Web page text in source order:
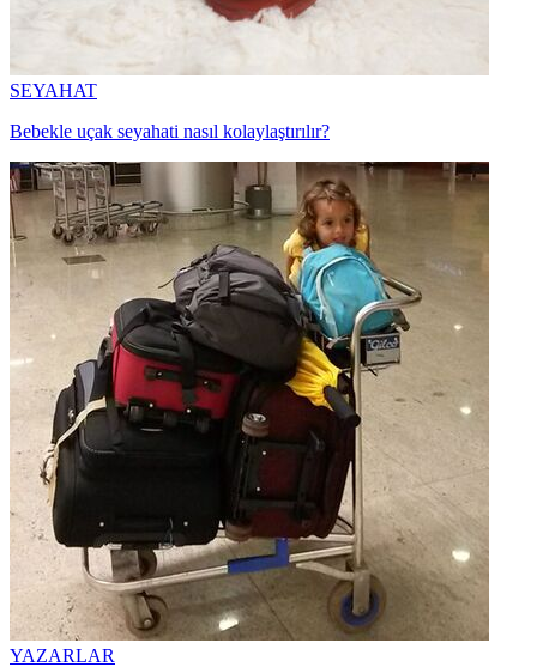
SEYAHAT
Bebekle uçak seyahati nasıl kolaylaştırılır?
YAZARLAR